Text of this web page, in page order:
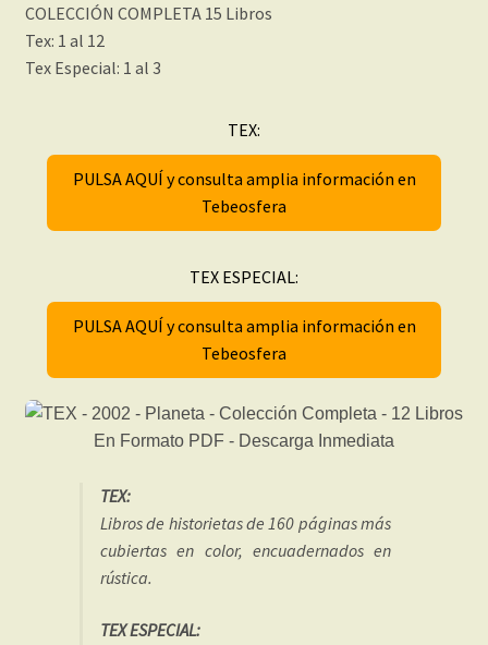
COLECCIÓN COMPLETA 15 Libros
Tex: 1 al 12
Tex Especial: 1 al 3
TEX:
PULSA AQUÍ y consulta amplia información en
Tebeosfera
TEX ESPECIAL:
PULSA AQUÍ y consulta amplia información en
Tebeosfera
TEX:
Libros de historietas de 160 páginas más
cubiertas en color, encuadernados en
rústica.
TEX ESPECIAL: